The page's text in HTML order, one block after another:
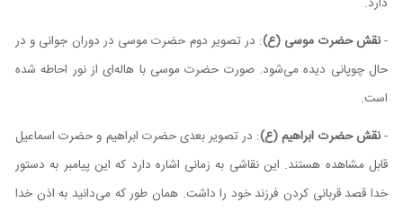
-نقش حضرت موسی (ع): در تصویر دوم حضرت موسی در دوران جوانی و در
حال چوپانی دیده می‌شود. صورت حضرت موسی با هاله‌ای از نور احاطه شده
است.
-نقش حضرت ابراهیم (ع): در تصویر بعدی حضرت ابراهیم و حضرت اسماعیل
قابل مشاهده هستند. این نقاشی به زمانی اشاره دارد که این پیامبر به دستور
خدا قصد قربانی کردن فرزند خود را داشت. همان‌ طور که می‌دانید به اذن خدا